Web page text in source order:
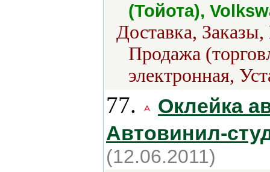
(Тойота),
Доставка,
Продажа
электронная,
77.
Оклейка
Автовинил-
(12.06.2011)